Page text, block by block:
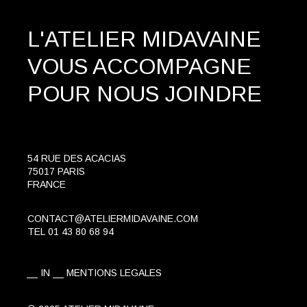
L'ATELIER MIDAVAINE
VOUS ACCOMPAGNE
POUR NOUS JOINDRE
54 RUE DES ACACIAS
75017 PARIS
FRANCE
CONTACT@ATELIERMIDAVAINE.COM
TEL 01 43 80 68 94
IN MENTIONS LEGALES